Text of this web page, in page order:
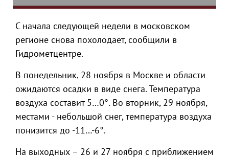
С начала следующей недели в московском
регионе снова похолодает, сообщили в
Гидрометцентре.
В понедельник, 28 ноября в Москве и области
ожидаются осадки в виде снега. Температура
воздуха составит 5…0°. Во вторник, 29 ноября,
местами - небольшой снег, температура воздуха
понизится до -11…-6°.
На выходных – 26 и 27 ноября с приближением